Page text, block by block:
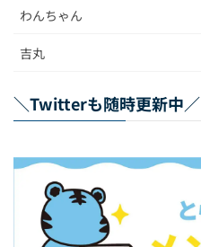
わんちゃん
吉丸
＼Twitterも随時更新中／